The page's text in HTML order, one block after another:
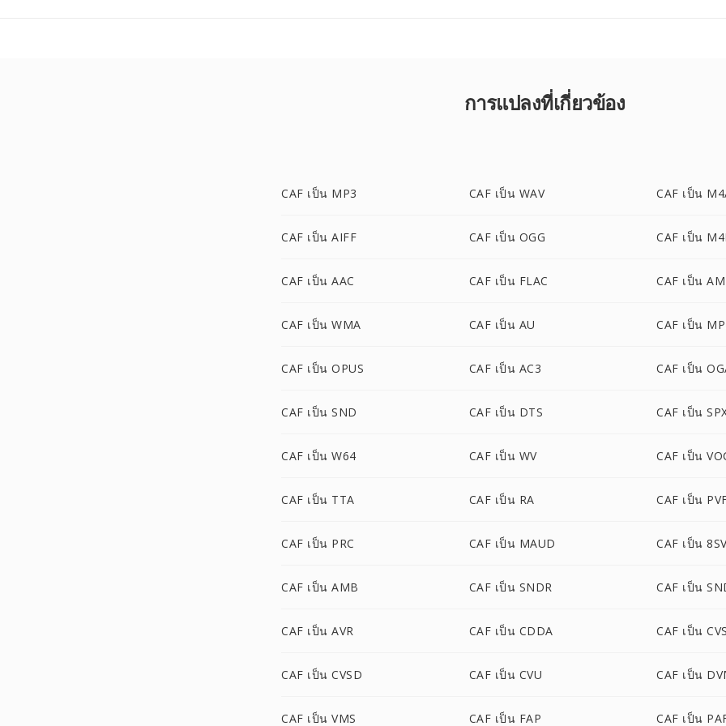
การแปลงที่เกี่ยวข้อง
CAF เป็น MP3 CAF เป็น WAV CAF เป็น
CAF เป็น AIFF CAF เป็น OGG CAF เป็น
CAF เป็น AAC CAF เป็น FLAC CAF เป็น
CAF เป็น WMA CAF เป็น AU CAF เป็น
CAF เป็น OPUS CAF เป็น AC3 CAF เป็น
CAF เป็น SND CAF เป็น DTS CAF เป็น
CAF เป็น W64 CAF เป็น WV CAF เป็น
CAF เป็น TTA CAF เป็น RA CAF เป็น
CAF เป็น PRC CAF เป็น MAUD CAF เป็น
CAF เป็น AMB CAF เป็น SNDR CAF เป็น
CAF เป็น AVR CAF เป็น CDDA CAF เป็น CVS
CAF เป็น CVSD CAF เป็น CVU CAF เป็น
CAF เป็น VMS CAF เป็น FAP CAF เป็น